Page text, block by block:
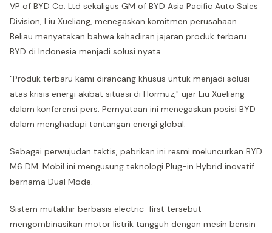
VP of BYD Co. Ltd sekaligus GM of BYD Asia Pacific Auto Sales
Division, Liu Xueliang, menegaskan komitmen perusahaan.
Beliau menyatakan bahwa kehadiran jajaran produk terbaru
BYD di Indonesia menjadi solusi nyata.
"Produk terbaru kami dirancang khusus untuk menjadi solusi
atas krisis energi akibat situasi di Hormuz," ujar Liu Xueliang
dalam konferensi pers. Pernyataan ini menegaskan posisi BYD
dalam menghadapi tantangan energi global.
Sebagai perwujudan taktis, pabrikan ini resmi meluncurkan BYD
M6 DM. Mobil ini mengusung teknologi Plug-in Hybrid inovatif
bernama Dual Mode.
Sistem mutakhir berbasis electric-first tersebut
mengombinasikan motor listrik tangguh dengan mesin bensin